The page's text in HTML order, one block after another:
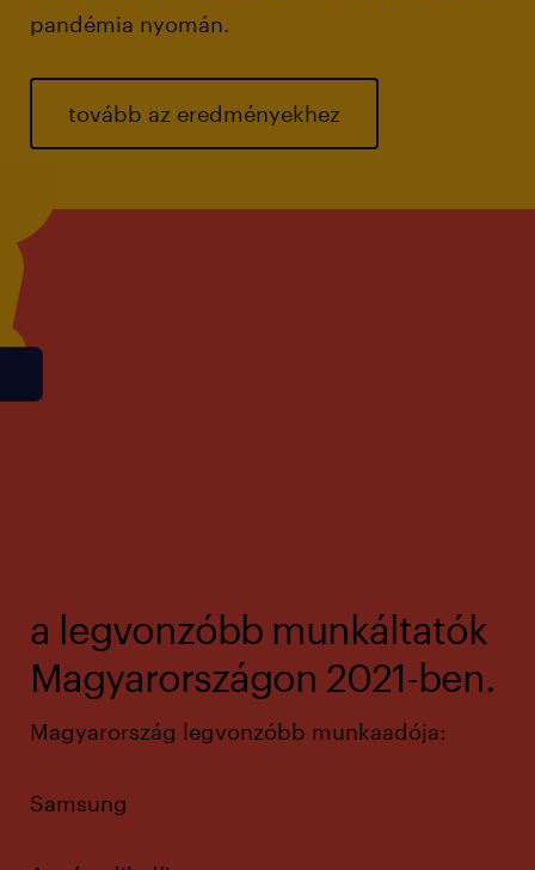
pandémia nyomán.
tovább az eredményekhez
a legvonzóbb munkáltatók
Magyarországon 2021-ben.
Magyarország legvonzóbb munkaadója:
Samsung